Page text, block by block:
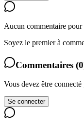
Aucun commentaire pour
Soyez le premier à
Commentaires (0
Vous devez être
Se connecter